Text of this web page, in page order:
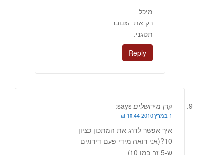
מיכל
רק את הצנובר
תטגני.
Reply
קרן מירושלים says:
1 במרץ 2010 at 10:44
איך אפשר לדרג את המתכון כציון
10?(אני רואה מידי פעם דירוגים
ש-5 זה כמו 10)